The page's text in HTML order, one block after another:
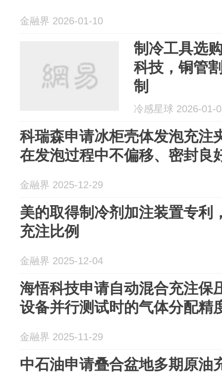
金融界 2026-01-10
制冷工具选
科技，铜管
制
冷感星球 2026-01-
科瑞森申请冰柜壳体发泡充注
在发泡过程中不偏移、密封良
金融界 2025-12-29
美的取得制冷剂加注装置专利
充注比例
金融界 2025-12-04
海悟科技申请自动混合充注保
设备并行测试时的气体分配精
金融界 2025-11-29
中石油申请叠合盆地多期原油